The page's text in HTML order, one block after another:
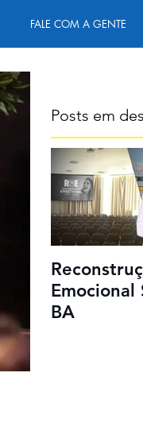
FALE COM A GENTE
Posts em
Emocional Salvador-
BA